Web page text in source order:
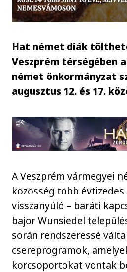
Hat német diák
Veszprém térségében
német önkormányzat
augusztus 12. és 17.
A Veszprém vármegyei
közösség több évtizedes
visszanyúló – baráti
bajor Wunsiedel
során rendszeressé
csereprogramok,
korcsoportokat vontak